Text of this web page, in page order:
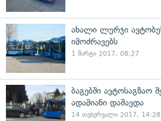
ახალი ლურჯი
იმოძრავებს
1 მარტი 2017, 08:27
ბაგებში ავტოსაგზაო
ადამიანი დაშავდა
14 თებერვალი 2017, 14:28